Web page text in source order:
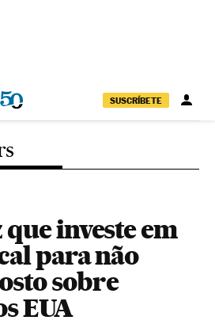
SUSCRÍBETE
que investe em
para não
sobre
EUA